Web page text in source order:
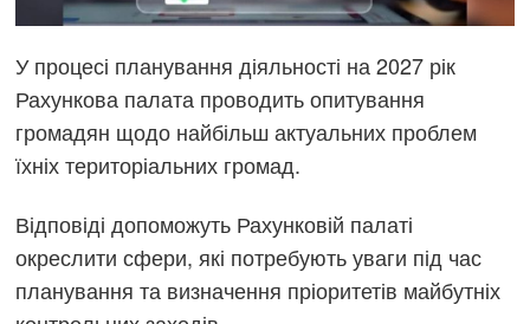
У процесі планування діяльності на 2027 рік
Рахункова палата проводить опитування
громадян щодо найбільш актуальних проблем
їхніх територіальних громад.
Відповіді допоможуть Рахунковій палаті
окреслити сфери, які потребують уваги під час
планування та визначення пріоритетів майбутніх